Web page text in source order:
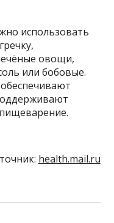
использовать
овощи,
или бобовые.
health.mail.ru